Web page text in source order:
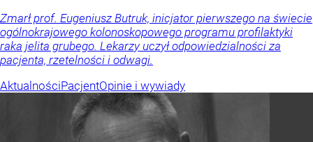
Zmarł prof. Eugeniusz Butruk, inicjator pierwszego na świecie
ogólnokrajowego kolonoskopowego programu profilaktyki
raka jelita grubego. Lekarzy uczył odpowiedzialności za
pacjenta, rzetelności i odwagi.
AktualnościPacjentOpinie i wywiady